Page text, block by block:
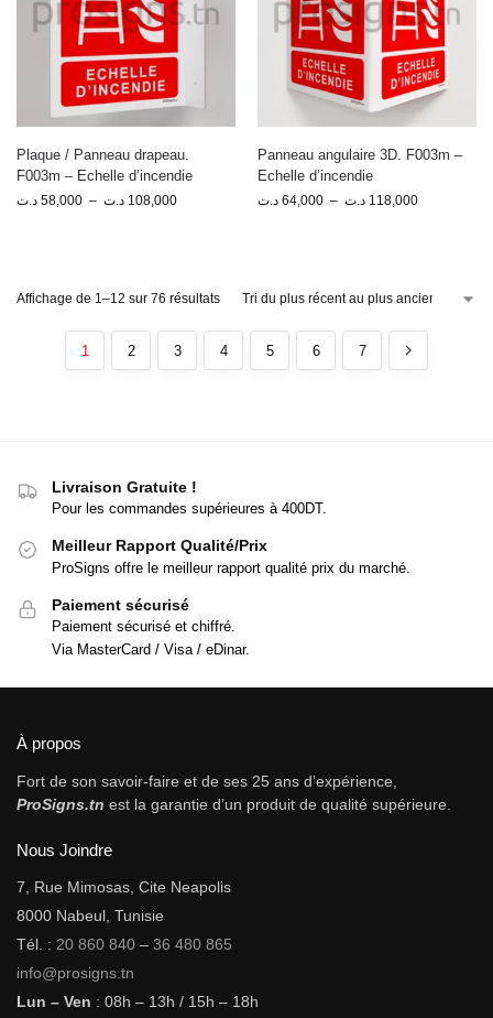
Plaque / Panneau drapeau.
F003m – Echelle d’incendie
58,000 د.ت – 108,000 د.ت
Panneau angulaire 3D. F003m –
Echelle d’incendie
64,000 د.ت – 118,000 د.ت
Affichage de 1–12 sur 76 résultats
1 2 3 4 5 6 7
Livraison Gratuite !
Pour les commandes supérieures à 400DT.
Meilleur Rapport Qualité/Prix
ProSigns offre le meilleur rapport qualité prix du marché.
Paiement sécurisé
Paiement sécurisé et chiffré.
Via MasterCard / Visa / eDinar.
À propos
Fort de son savoir-faire et de ses 25 ans d’expérience,
ProSigns.tn est la garantie d’un produit de qualité supérieure.
Nous Joindre
7, Rue Mimosas, Cite Neapolis
8000 Nabeul, Tunisie
Tél. : 20 860 840 – 36 480 865
info@prosigns.tn
Lun – Ven : 08h – 13h / 15h – 18h